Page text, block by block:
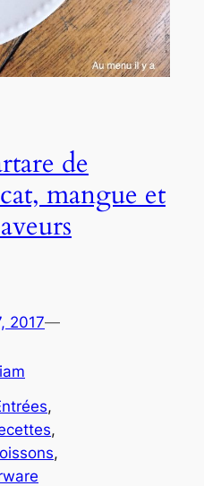
de
mangue et
2017—